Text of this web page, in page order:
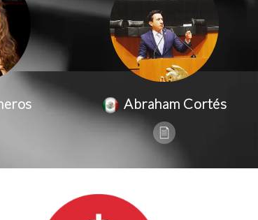
Abraham Cortés